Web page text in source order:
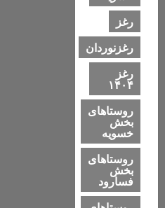
رغز
رغزنوردان
رغز
۱۴۰۴
روستاهای
بخش
خسویه
روستاهای
بخش
فسارود